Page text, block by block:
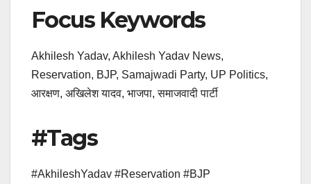
Focus Keywords
Akhilesh Yadav, Akhilesh Yadav News,
Reservation, BJP, Samajwadi Party, UP Politics,
आरक्षण, अखिलेश यादव, भाजपा, समाजवादी पार्टी
#Tags
#AkhileshYadav #Reservation #BJP